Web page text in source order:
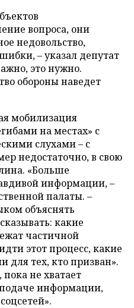
вопроса, они
недовольство,
– указал депутат
это нужно.
обороны наведет
мобилизация
на местах» с
слухами – с
недостаточно, в свою
«Больше
информации, –
палаты. –
объяснять
какие
частичной
этот процесс, какие
для тех, кто призван».
не хватает
информации,